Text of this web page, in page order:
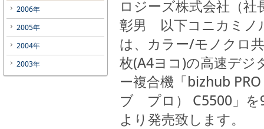
ロジーズ株式会社（社
彰男 以下コニカミノ
は、カラー/モノクロ
枚(A4ヨコ)の高速デジ
ー複合機「bizhub
ブ プロ） C5500」を
より発売致します。
2006年
2005年
2004年
2003年